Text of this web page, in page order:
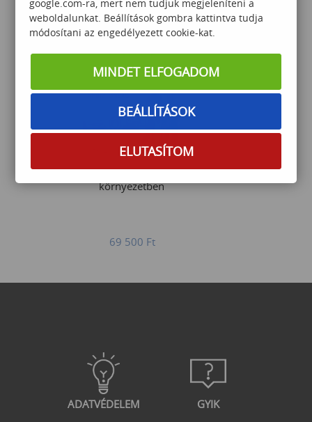
315 000Ft
AI-biztonság vállalati
környezetben
69 500 Ft
ADATVÉDELEM GYIK
google.com-ra, mert nem tudjuk megjeleníteni a
weboldalunkat. Beállítások gombra kattintva tudja
módosítani az engedélyezett cookie-kat.
MINDET ELFOGADOM
BEÁLLÍTÁSOK
ELUTASÍTOM